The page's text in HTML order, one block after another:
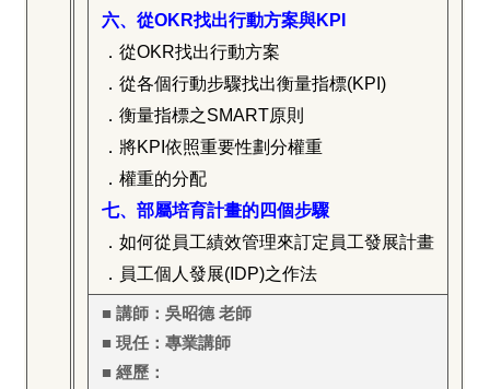
六、從OKR找出行動方案與KPI
．從OKR找出行動方案
．從各個行動步驟找出衡量指標(KPI)
．衡量指標之SMART原則
．將KPI依照重要性劃分權重
．權重的分配
七、部屬培育計畫的四個步驟
．如何從員工績效管理來訂定員工發展計畫
．員工個人發展(IDP)之作法
■ 講師：吳昭德 老師
■ 現任：專業講師
■ 經歷：